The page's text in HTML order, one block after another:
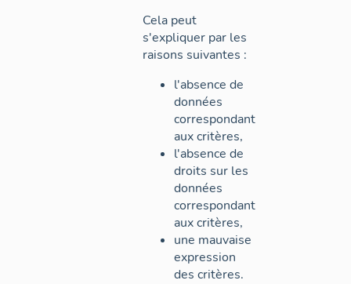
Cela peut
s'expliquer par les
raisons suivantes :
l'absence de
données
correspondant
aux critères,
l'absence de
droits sur les
données
correspondant
aux critères,
une mauvaise
expression
des critères.